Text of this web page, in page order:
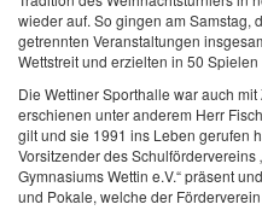
wieder auf. So gingen am Samstag,
getrennten Veranstaltungen
Wettstreit und erzielten in 50 Spielen
Die Wettiner Sporthalle war auch
erschienen unter anderem Herr
gilt und sie 1991 ins Leben gerufen
Vorsitzender des Schulfördervereins
Gymnasiums Wettin e.V.“ präsent
und Pokale, welche der